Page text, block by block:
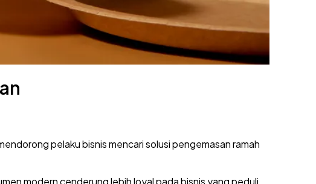
pelaku bisnis mencari solusi pengemasan ramah